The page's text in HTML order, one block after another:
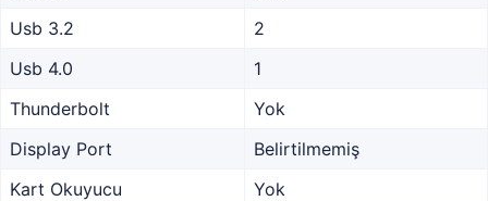
Usb 3.2
2
Usb 4.0
1
Thunderbolt
Yok
Display Port
Belirtilmemiş
Kart Okuyucu
Yok